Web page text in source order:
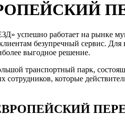
работает на рынке
безупречный сервис.
выгодное решение.
транспортный парк,
которые